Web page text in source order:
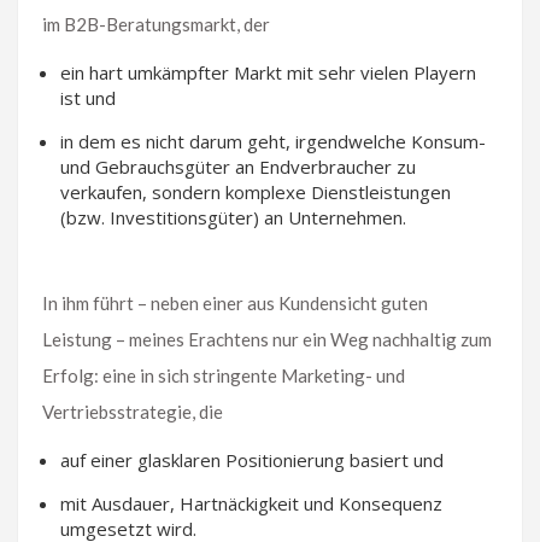
im B2B-Beratungsmarkt, der
ein hart umkämpfter Markt mit sehr vielen Playern
ist und
in dem es nicht darum geht, irgendwelche Konsum-
und Gebrauchsgüter an Endverbraucher zu
verkaufen, sondern komplexe Dienstleistungen
(bzw. Investitionsgüter) an Unternehmen.
In ihm führt – neben einer aus Kundensicht guten
Leistung – meines Erachtens nur ein Weg nachhaltig zum
Erfolg: eine in sich stringente Marketing- und
Vertriebsstrategie, die
auf einer glasklaren Positionierung basiert und
mit Ausdauer, Hartnäckigkeit und Konsequenz
umgesetzt wird.